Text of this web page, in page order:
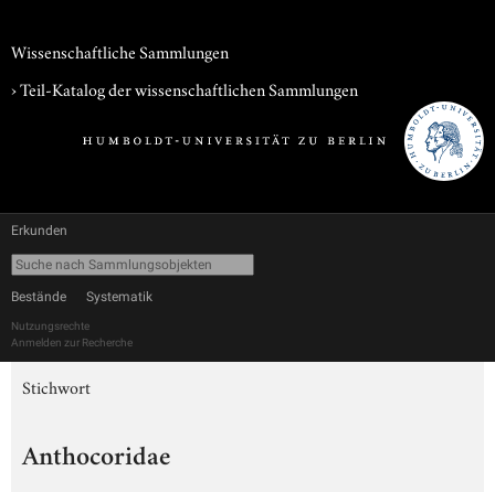
Wissenschaftliche Sammlungen
› Teil-Katalog der wissenschaftlichen Sammlungen
Erkunden
Bestände Systematik
Nutzungsrechte
Anmelden zur Recherche
Stichwort
Anthocoridae